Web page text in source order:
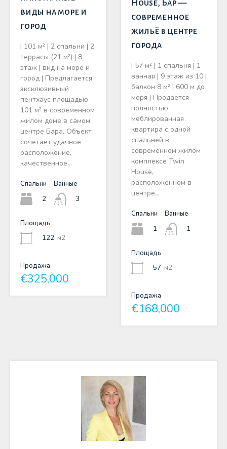
виды на море и
город
| 101 м² | 2 спальни | 2
террасы (21 м²) | 8
этаж | вид на море и
город | Предлагается
эксклюзивный
пентхаус площадью
101 м² в современном
жилом доме в самом
центре Бара. Объект
сочетает удачное
расположение,
качественное…
Спальни
2
Ванные
3
Площадь
122 м2
Продажа
€325,000
House, Бар —
современное
жильё в центре
города
| 57 м² | 1 спальня | 1
ванная | 9 этаж из 10 |
балкон 8 м² | 600 м до
моря | Продаётся
полностью
меблированная
квартира с одной
спальней в
современном жилом
комплексе Twin
House,
расположенном в
центре…
Спальни
1
Ванные
1
Площадь
57 м2
Продажа
€168,000